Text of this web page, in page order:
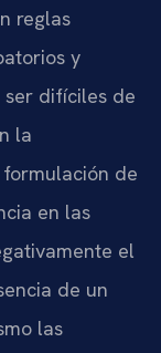
reglas
y
ser difíciles de
la
de
en las
el
de un
las